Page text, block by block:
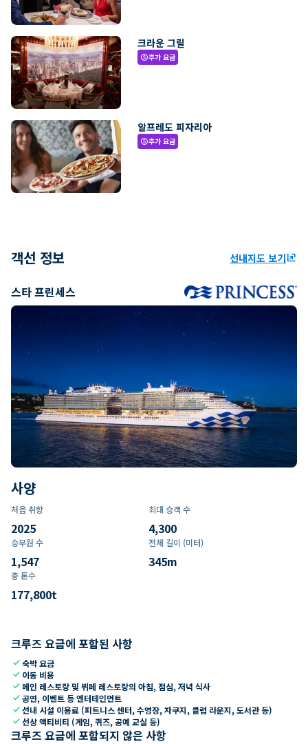
크라운 그릴
paid추가 요금
알프레도 피자리아
paid추가 요금
객선 정보 선내지도 보기ungroup
스타 프린세스
사양
처음 취항
2025
최대 승객 수
4,300
승무원 수
1,547
전체 길이 (미터)
345m
총 톤수
177,800t
크루즈 요금에 포함된 사항
check숙박 요금
check 이동 비용
check 메인 레스토랑 및 뷔페 레스토랑의 아침, 점심, 저녁 식사
check공연, 이벤트 등 엔터테인먼트
check선내 시설 이용료 (피트니스 센터, 수영장, 자쿠지, 클럽 라운지, 도서관 등)
check선상 액티비티 (게임, 퀴즈, 공예 교실 등)
크루즈 요금에 포함되지 않은 사항